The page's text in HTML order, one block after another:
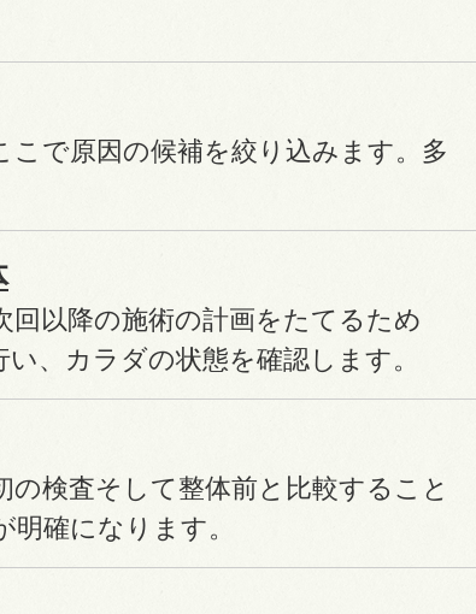
こで原因の候補を絞り込みます。 多
以降の施術の計画をたてるため
、カラダの状態を確認します。
の検査そして整体前と比較すること
確になります。